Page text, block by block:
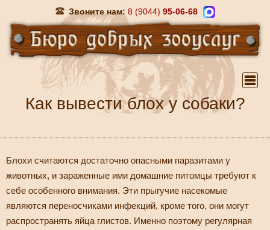
Звоните нам: 8 (9044) 95-06-68
Как вывести блох у собаки?
Блохи считаются достаточно опасными паразитами у
животных, и зараженные ими домашние питомцы требуют к
себе особенного внимания. Эти прыгучие насекомые
являются переносчиками инфекций, кроме того, они могут
распространять яйца глистов. Именно поэтому регулярная